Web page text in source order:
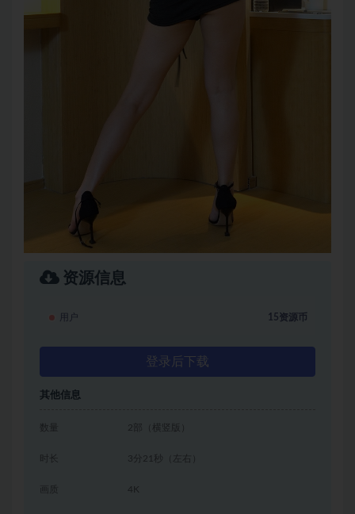
资源信息
用户 15资源币
登录后下载
其他信息
数量 2部（横竖版）
时长 3分21秒（左右）
4K